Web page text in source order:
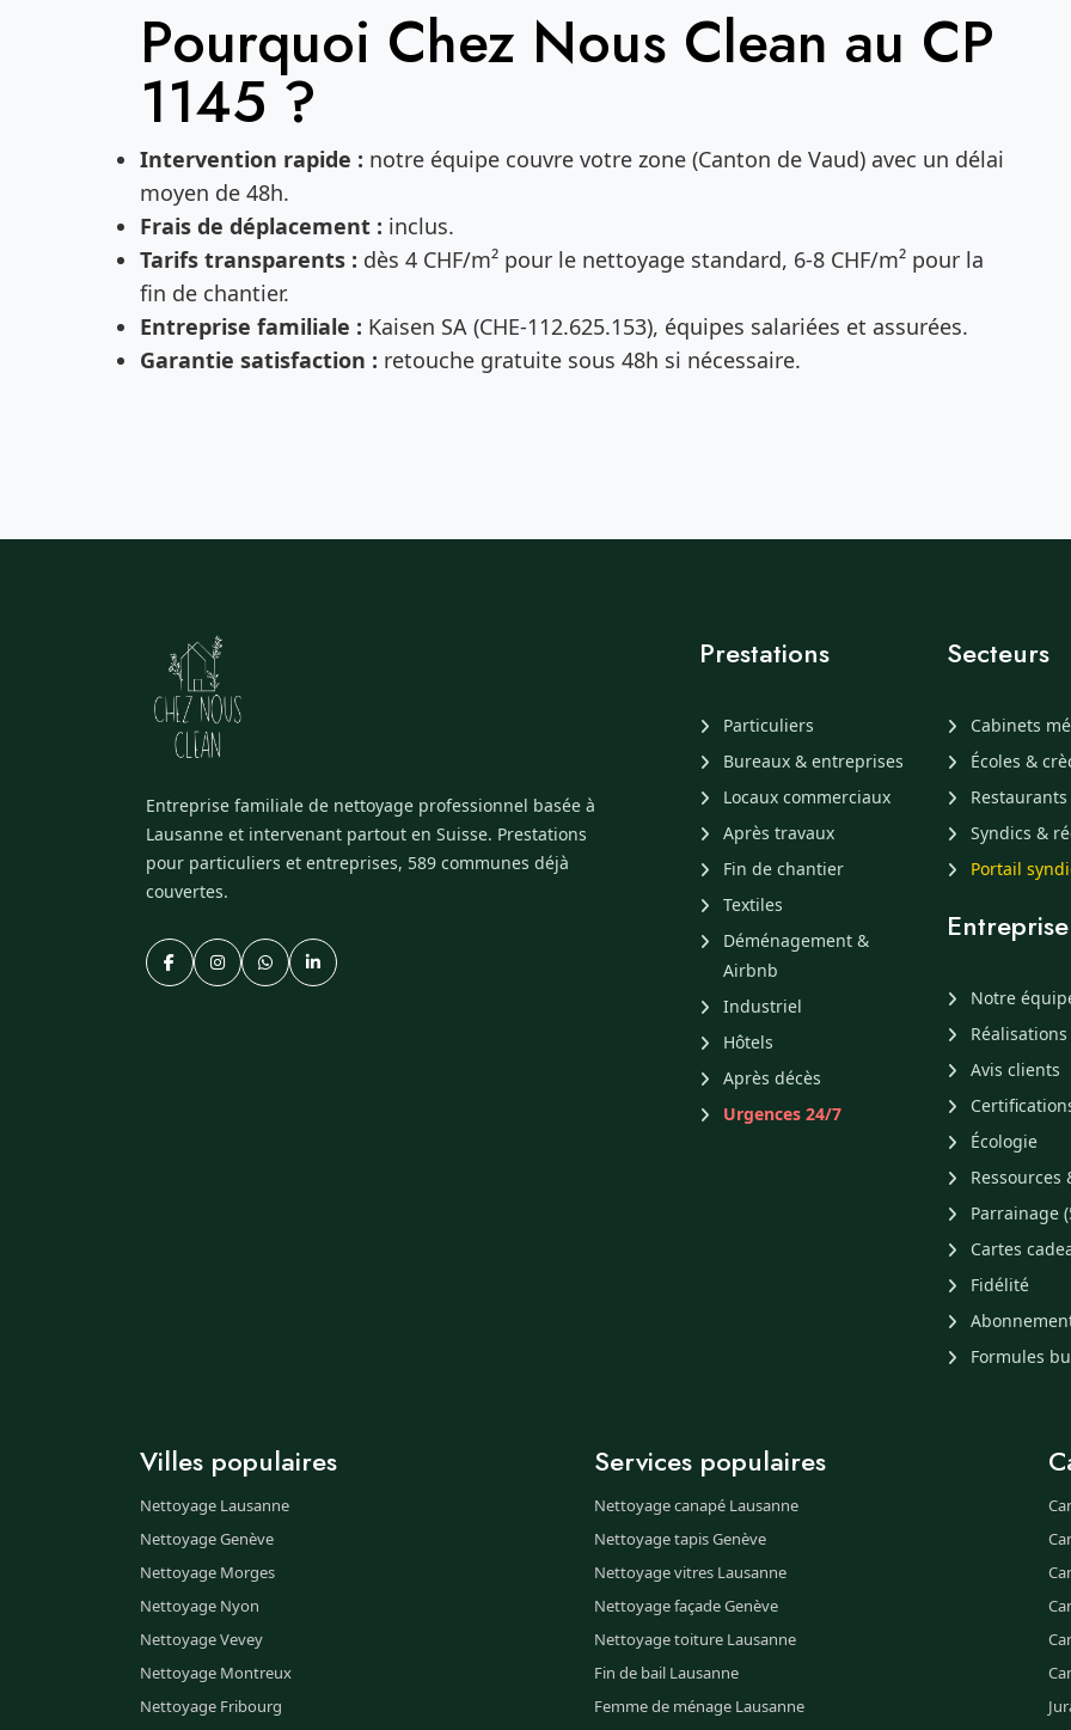
Pourquoi Chez Nous Clean au CP
1145 ?
Intervention rapide : notre équipe couvre votre zone (Canton de Vaud) avec un délai
moyen de 48h.
Frais de déplacement : inclus.
Tarifs transparents : dès 4 CHF/m² pour le nettoyage standard, 6-8 CHF/m² pour la
fin de chantier.
Entreprise familiale : Kaisen SA (CHE-112.625.153), équipes salariées et assurées.
Garantie satisfaction : retouche gratuite sous 48h si nécessaire.
Entreprise familiale de nettoyage professionnel basée à
Lausanne et intervenant partout en Suisse. Prestations
pour particuliers et entreprises, 589 communes déjà
couvertes.
Prestations
Particuliers
Bureaux & entreprises
Locaux commerciaux
Après travaux
Fin de chantier
Textiles
Déménagement &
Airbnb
Industriel
Hôtels
Après décès
Urgences 24/7
Secteurs
Cabinets
Écoles &
Restaurants
Syndics &
Portail
Entreprise
Notre
Réalisations
Avis clients
Écologie
Ressources
Parrainage
Cartes
Fidélité
Formules
Villes populaires
Nettoyage Lausanne
Nettoyage Genève
Nettoyage Morges
Nettoyage Nyon
Nettoyage Vevey
Nettoyage Montreux
Nettoyage Fribourg
Services populaires
Nettoyage canapé Lausanne
Nettoyage tapis Genève
Nettoyage vitres Lausanne
Nettoyage façade Genève
Nettoyage toiture Lausanne
Fin de bail Lausanne
Femme de ménage Lausanne